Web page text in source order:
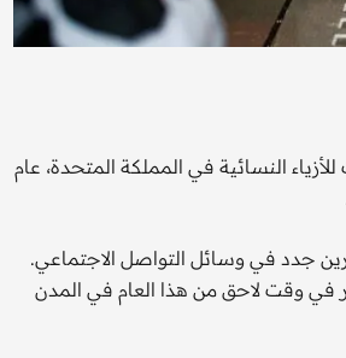
النسائية في المملكة المتحدة، عام
جدد في وسائل التواصل الاجتماعي.
في وقت لاحق من هذا العام في المدن